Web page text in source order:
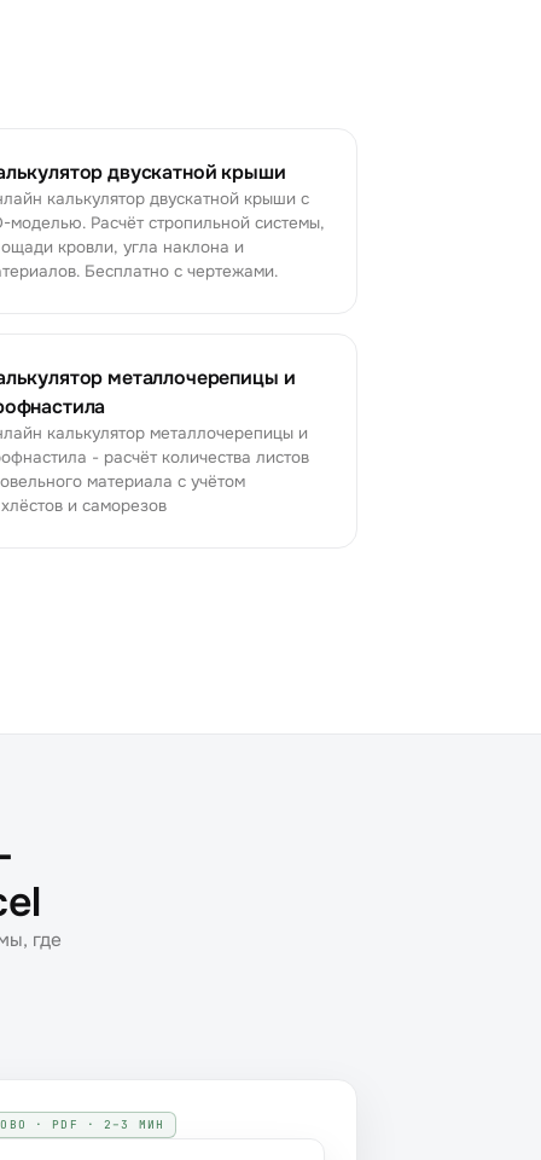
двускатной крыши
калькулятор двускатной крыши с
моделью. Расчёт стропильной системы,
кровли, угла наклона и
Бесплатно с чертежами.
металлочерепицы и
калькулятор металлочерепицы и
- расчёт количества листов
материала с учётом
и саморезов
где
· PDF · 2–3 МИН